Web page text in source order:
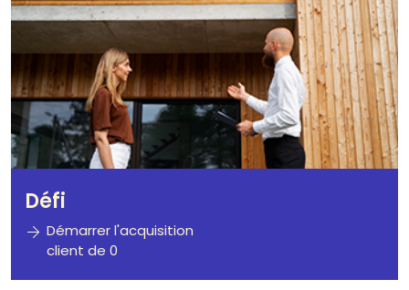
Défi
Démarrer l'acquisition
client de 0